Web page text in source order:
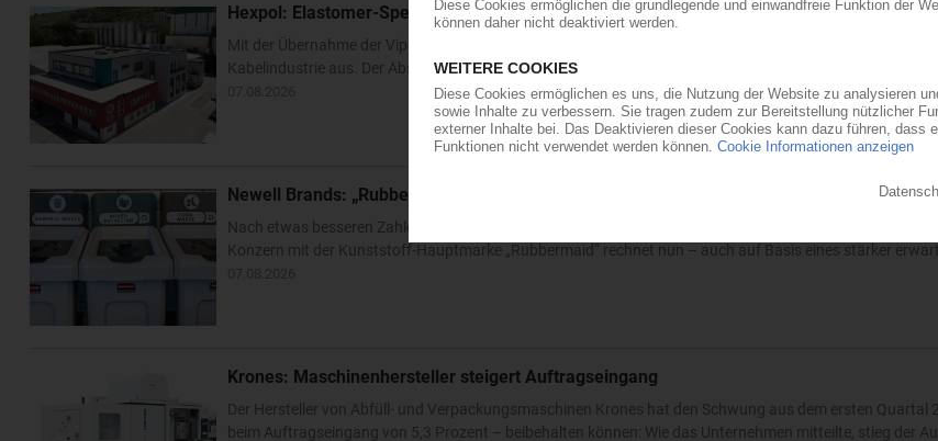
Hexpol: Elastomer-Spezialist kauft den PVC-Compoundeur Vipa
Mit der Übernahme der Vipa Group baut Hexpol die geografische Präsenz sowie das Geschäft mit
Kabelindustrie aus. Der Abschluss der Transaktion werde noch für das laufende dritte Quartal 2026
Newell Brands: „Rubbermaid“-Konzern hebt Prognose für 2026 an
Nach etwas besseren Zahlen im zweiten Quartal 2026 hat Newell Brands die Prognose für das
Konzern mit der Kunststoff-Hauptmarke „Rubbermaid“ rechnet nun – auch auf Basis eines stärker
Krones: Maschinenhersteller steigert Auftragseingang
Der Hersteller von Abfüll- und Verpackungsmaschinen Krones hat den Schwung aus dem ersten Quartal
beim Auftragseingang von 5,3 Prozent – beibehalten können: Wie das Unternehmen mitteilte, stieg der